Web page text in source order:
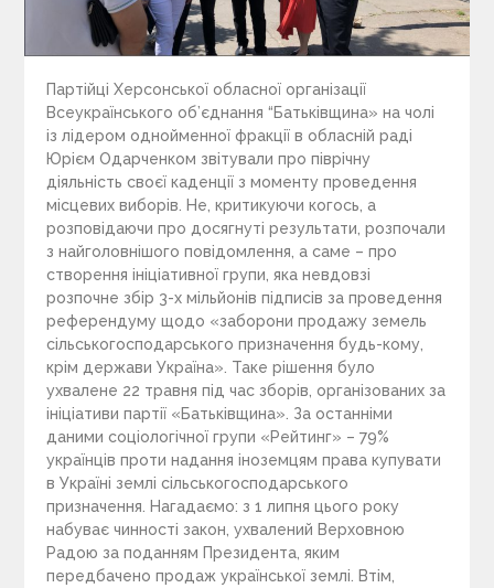
Партійці Херсонської обласної організації
Всеукраїнського об’єднання “Батьківщина» на чолі
із лідером однойменної фракції в обласній раді
Юрієм Одарченком звітували про піврічну
діяльність своєї каденції з моменту проведення
місцевих виборів. Не, критикуючи когось, а
розповідаючи про досягнуті результати, розпочали
з найголовнішого повідомлення, а саме – про
створення ініціативної групи, яка невдовзі
розпочне збір 3-х мільйонів підписів за проведення
референдуму щодо «заборони продажу земель
сільськогосподарського призначення будь-кому,
крім держави Україна». Таке рішення було
ухвалене 22 травня під час зборів, організованих за
ініціативи партії «Батьківщина». За останніми
даними соціологічної групи «Рейтинг» – 79%
українців проти надання іноземцям права купувати
в Україні землі сільськогосподарського
призначення. Нагадаємо: з 1 липня цього року
набуває чинності закон, ухвалений Верховною
Радою за поданням Президента, яким
передбачено продаж української землі. Втім,